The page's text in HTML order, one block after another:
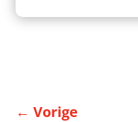
←Vorige